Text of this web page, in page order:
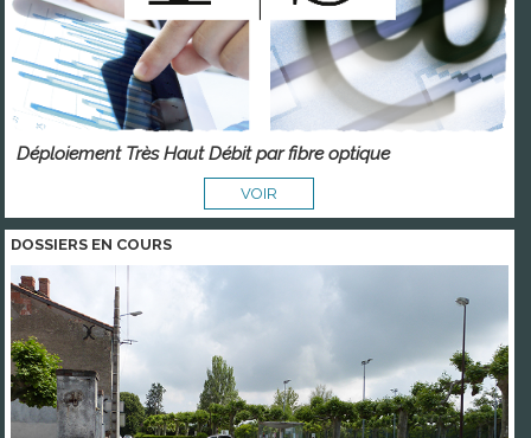
Déploiement Très Haut Débit par fibre optique
VOIR
DOSSIERS EN COURS